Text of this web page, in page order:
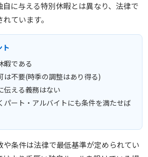
に与える特別休暇とは異なり、法律で
ています。
ト
暇である
は不要(時季の調整はあり得る)
伝える義務はない
パート・アルバイトにも条件を満たせば
や条件は法律で最低基準が定められてい